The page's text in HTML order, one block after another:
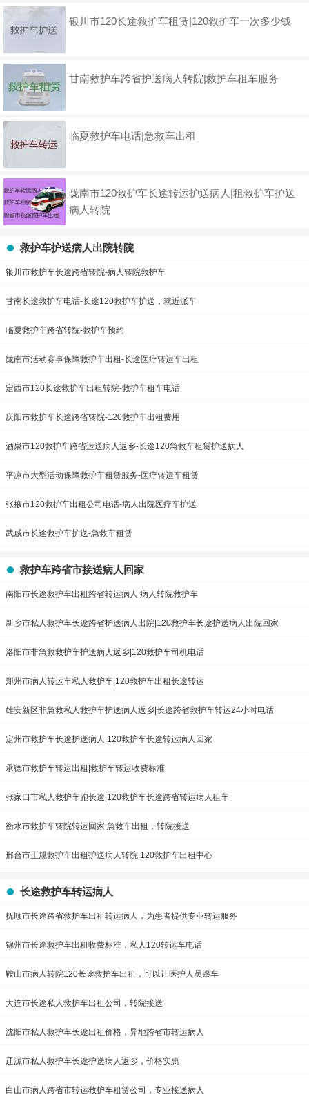
银川市120长途救护车租赁|120救护车一次多少钱
甘南救护车跨省护送病人转院|救护车租车服务
临夏救护车电话|急救车出租
陇南市120救护车长途转运护送病人|租救护车护送
病人转院
救护车护送病人出院转院
银川市救护车长途跨省转院-病人转院救护车
甘南长途救护车电话-长途120救护车护送，就近派车
临夏救护车跨省转院-救护车预约
陇南市活动赛事保障救护车出租-长途医疗转运车出租
定西市120长途救护车出租转院-救护车租车电话
庆阳市救护车长途跨省转院-120救护车出租费用
酒泉市120救护车跨省运送病人返乡-长途120急救车租赁护送病人
平凉市大型活动保障救护车租赁服务-医疗转运车租赁
张掖市120救护车出租公司电话-病人出院医疗车护送
武威市长途救护车护送-急救车租赁
救护车跨省市接送病人回家
南阳市长途救护车出租跨省转运病人|病人转院救护车
新乡市私人救护车长途跨省护送病人出院|120救护车长途护送病人出院回家
洛阳市非急救救护车护送病人返乡|120救护车司机电话
郑州市病人转运车私人救护车|120救护车出租长途转运
雄安新区非急救私人救护车护送病人返乡|长途跨省救护车转运24小时电话
定州市救护车长途护送病人|120救护车长途转运病人回家
承德市救护车转运出租|救护车转运收费标准
张家口市私人救护车跑长途|120救护车长途跨省转运病人租车
衡水市救护车转院转运回家|急救车出租，转院接送
邢台市正规救护车出租护送病人转院|120救护车出租中心
长途救护车转运病人
抚顺市长途跨省救护车出租转运病人，为患者提供专业转运服务
锦州市长途救护车出租收费标准，私人120转运车电话
鞍山市病人转院120长途救护车出租，可以让医护人员跟车
大连市长途私人救护车出租公司，转院接送
沈阳市私人救护车长途出租价格，异地跨省市转运病人
辽源市私人救护车长途护送病人返乡，价格实惠
白山市病人跨省市转运救护车租赁公司，专业接送病人